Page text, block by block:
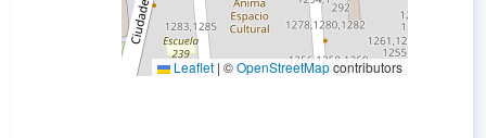
Leaflet | ©OpenStreetMapcontributors